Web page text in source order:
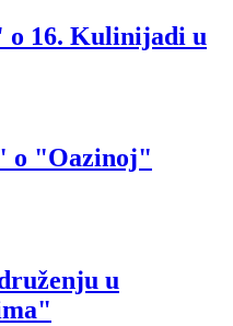
o 16. Kulinijadi u
o "Oazinoj"
u